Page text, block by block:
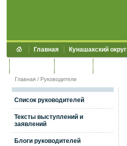
Главная Кунашакский округ
Главная / Руководители
Список руководителей
Тексты выступлений и
заявлений
Блоги руководителей